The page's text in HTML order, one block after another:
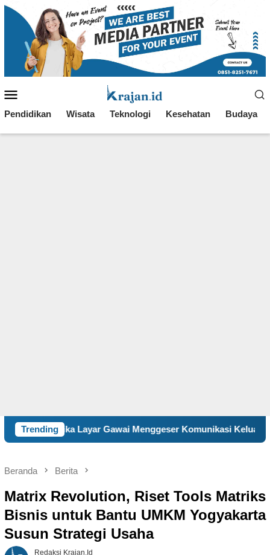
Loncat
Mobile
Pendidikan Wisata Teknologi Kesehatan Budaya
Trending
Gawai Menggeser Komunikasi Keluarga, ILM “Sebelum
Beranda Berita
Matrix Revolution, Riset Tools Matriks
Bisnis untuk Bantu UMKM Yogyakarta
Susun Strategi Usaha
Redaksi Krajan.id